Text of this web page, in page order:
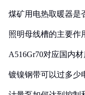
煤矿用电热取暖器是
照明母线槽的主要作
A516Gr70对应国内
镀镍钢带可以过多少